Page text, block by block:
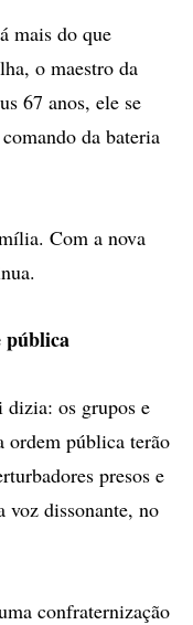
mais do que
o maestro da
67 anos, ele se
da bateria
Com a nova
pública
dizia: os grupos e
ordem pública terão
presos e
voz dissonante, no
confraternização